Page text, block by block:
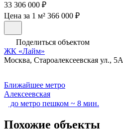
33 306 000 ₽
Цена за 1 м² 366 000 ₽
Поделиться объектом
ЖК «Лайм»
Москва, Староалексеевская ул., 5А
Ближайшее метро
Алексеевская
до метро пешком ~ 8 мин.
Похожие объекты